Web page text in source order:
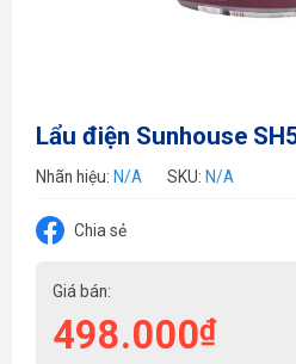
Lẩu điện Sunhouse
Nhãn hiệu: N/A SKU: N/A
Chia sẻ
Giá bán:
498.000₫